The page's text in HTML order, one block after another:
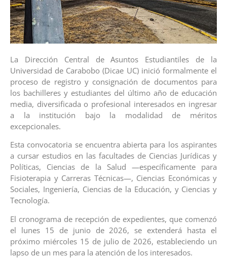
La Dirección Central de Asuntos Estudiantiles de la
Universidad de Carabobo (Dicae UC) inició formalmente el
proceso de registro y consignación de documentos para
los bachilleres y estudiantes del último año de educación
media, diversificada o profesional interesados en ingresar
a la institución bajo la modalidad de méritos
excepcionales.
Esta convocatoria se encuentra abierta para los aspirantes
a cursar estudios en las facultades de Ciencias Jurídicas y
Políticas, Ciencias de la Salud —específicamente para
Fisioterapia y Carreras Técnicas—, Ciencias Económicas y
Sociales, Ingeniería, Ciencias de la Educación, y Ciencias y
Tecnología.
El cronograma de recepción de expedientes, que comenzó
el lunes 15 de junio de 2026, se extenderá hasta el
próximo miércoles 15 de julio de 2026, estableciendo un
lapso de un mes para la atención de los interesados.